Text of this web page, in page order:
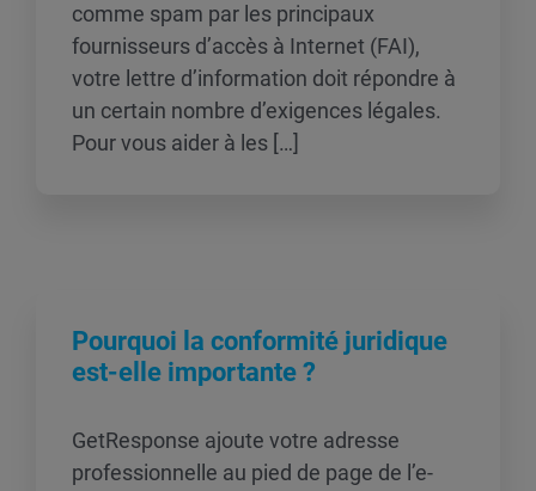
comme spam par les principaux
fournisseurs d’accès à Internet (FAI),
votre lettre d’information doit répondre à
un certain nombre d’exigences légales.
Pour vous aider à les […]
Pourquoi la conformité juridique
est-elle importante ?
GetResponse ajoute votre adresse
professionnelle au pied de page de l’e-